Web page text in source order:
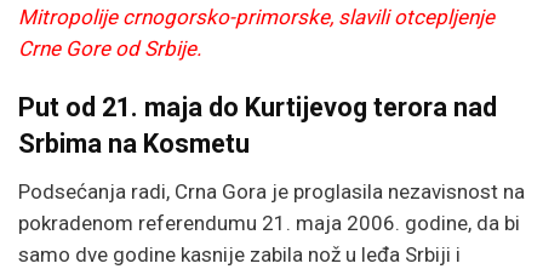
Mitropolije crnogorsko-primorske, slavili otcepljenje
Crne Gore od Srbije.
Put od 21. maja do Kurtijevog terora nad
Srbima na Kosmetu
Podsećanja radi, Crna Gora je proglasila nezavisnost na
pokradenom referendumu 21. maja 2006. godine, da bi
samo dve godine kasnije zabila nož u leđa Srbiji i